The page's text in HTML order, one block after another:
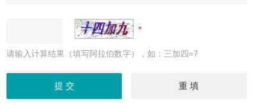
请输入计算结果（填写阿拉伯数字），如：三加四=7